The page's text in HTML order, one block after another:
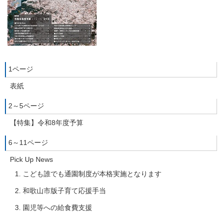
1ページ
表紙
2～5ページ
【特集】令和8年度予算
6～11ページ
Pick Up News
こども誰でも通園制度が本格実施となります
和歌山市版子育て応援手当
園児等への給食費支援